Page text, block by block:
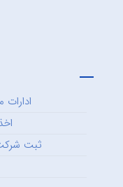
ثبت شرکت